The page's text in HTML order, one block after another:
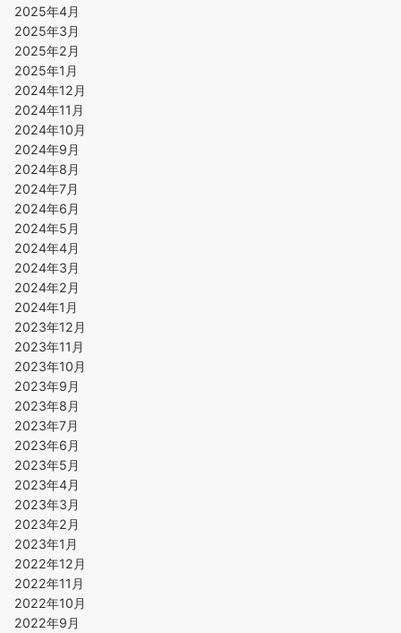
2025年4月
2025年3月
2025年2月
2025年1月
2024年12月
2024年11月
2024年10月
2024年9月
2024年8月
2024年7月
2024年6月
2024年5月
2024年4月
2024年3月
2024年2月
2024年1月
2023年12月
2023年11月
2023年10月
2023年9月
2023年8月
2023年7月
2023年6月
2023年5月
2023年4月
2023年3月
2023年2月
2023年1月
2022年12月
2022年11月
2022年10月
2022年9月